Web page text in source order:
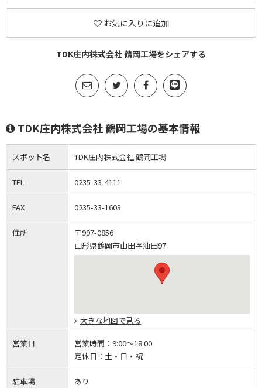
お気に入りに追加
TDK庄内株式会社 鶴岡工場をシェアする
TDK庄内株式会社 鶴岡工場の基本情報
スポット名 TDK庄内株式会社 鶴岡工場
TEL 0235-33-4111
FAX 0235-33-1603
住所
〒997-0856
山形県鶴岡市山田字油田97
大きな地図で見る
営業日 営業時間： 9:00～18:00
定休日： 土・日・祝
駐車場 あり